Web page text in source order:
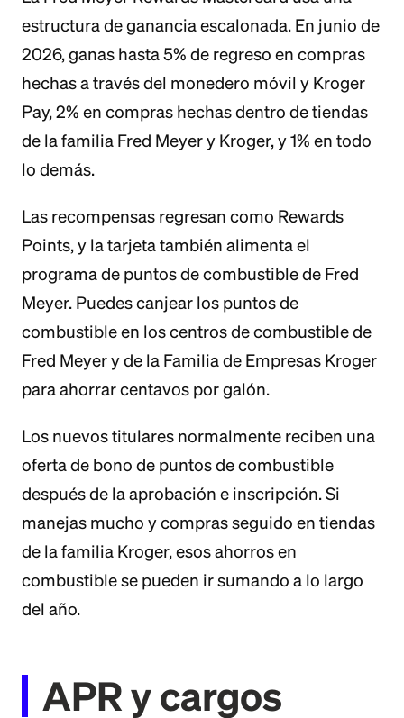
estructura de ganancia escalonada. En junio de
2026, ganas hasta 5% de regreso en compras
hechas a través del monedero móvil y Kroger
Pay, 2% en compras hechas dentro de tiendas
de la familia Fred Meyer y Kroger, y 1% en todo
lo demás.
Las recompensas regresan como Rewards
Points, y la tarjeta también alimenta el
programa de puntos de combustible de Fred
Meyer. Puedes canjear los puntos de
combustible en los centros de combustible de
Fred Meyer y de la Familia de Empresas Kroger
para ahorrar centavos por galón.
Los nuevos titulares normalmente reciben una
oferta de bono de puntos de combustible
después de la aprobación e inscripción. Si
manejas mucho y compras seguido en tiendas
de la familia Kroger, esos ahorros en
combustible se pueden ir sumando a lo largo
del año.
APR y cargos